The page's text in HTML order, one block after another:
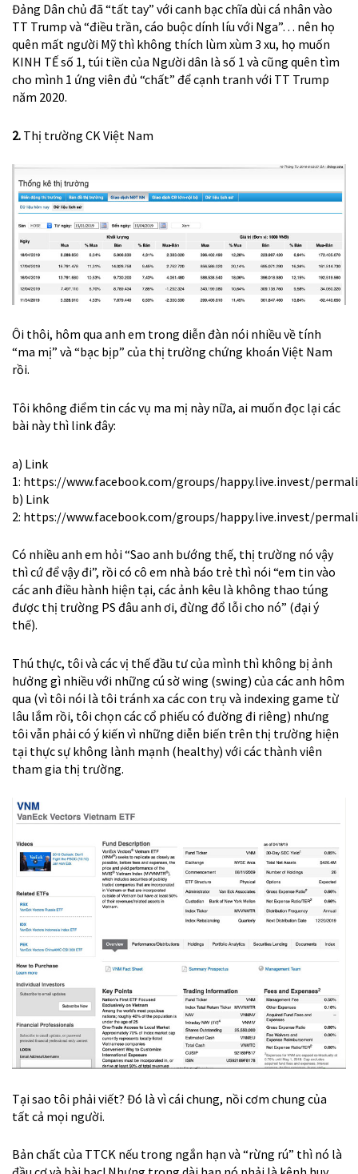
Đảng Dân chủ đã “tất tay” với canh bạc chĩa dùi cá nhân vào
TT Trump và “điều trần, cáo buộc dính líu với Nga”… nên họ
quên mất người Mỹ thì không thích lùm xùm 3 xu, họ muốn
KINH TẾ số 1, túi tiền của Người dân là số 1 và cũng quên tìm
cho mình 1 ứng viên đủ “chất” để cạnh tranh với TT Trump
năm 2020.
2. Thị trường CK Việt Nam
Ôi thôi, hôm qua anh em trong diễn đàn nói nhiều về tính
“ma mị” và “bạc bịp” của thị trường chứng khoán Việt Nam
rồi.
Tôi không điểm tin các vụ ma mị này nữa, ai muốn đọc lại các
bài này thì link đây:
a) Link
1: https://www.facebook.com/groups/happy.live.invest/
b) Link
2: https://www.facebook.com/groups/happy.live.invest/
Có nhiều anh em hỏi “Sao anh bướng thế, thị trường nó vậy
thì cứ để vậy đi”, rồi có cô em nhà báo trẻ thì nói “em tin vào
các anh điều hành hiện tại, các ảnh kêu là không thao túng
được thị trường PS đâu anh ơi, đừng đổ lỗi cho nó” (đại ý
thế).
Thú thực, tôi và các vị thế đầu tư của mình thì không bị ảnh
hưởng gì nhiều với những cú sờ wing (swing) của các anh hôm
qua (vì tôi nói là tôi tránh xa các con trụ và indexing game từ
lâu lắm rồi, tôi chọn các cổ phiếu có đường đi riêng) nhưng
tôi vẫn phải có ý kiến vì những diễn biến trên thị trường hiện
tại thực sự không lành mạnh (healthy) với các thành viên
tham gia thị trường.
Tại sao tôi phải viết? Đó là vì cái chung, nồi cơm chung của
tất cả mọi người.
Bản chất của TTCK nếu trong ngắn hạn và “rừng rú” thì nó là